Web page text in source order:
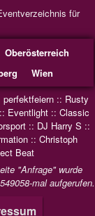
für
Oberösterreich
Wien
perfektfeiern :: Rusty
Eventlight:: Classic
:: DJ Harry S ::
:: Christoph
Beat
"Anfrage" wurde
mal aufgerufen.